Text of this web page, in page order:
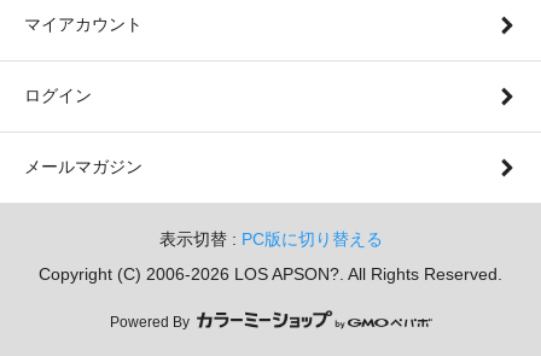
マイアカウント
ログイン
メールマガジン
表示切替 : PC版に切り替える
Copyright (C) 2006-2026 LOS APSON?. All Rights Reserved.
Powered By